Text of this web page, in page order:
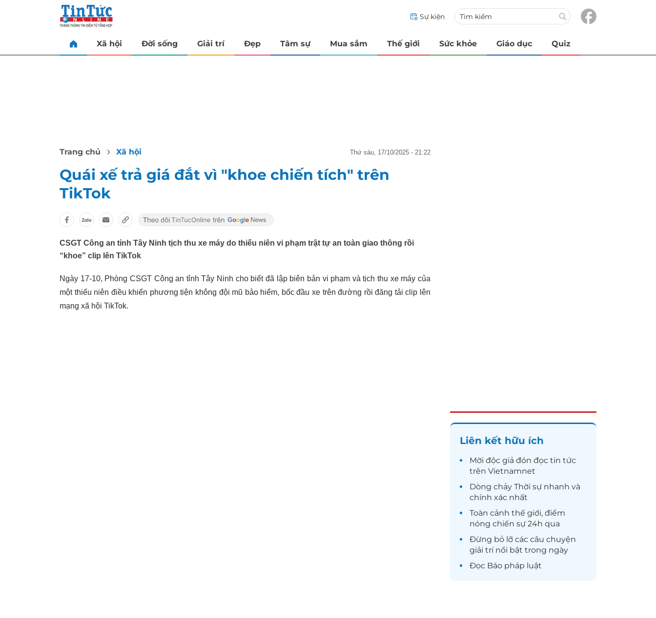
Sự kiện
Xã hội Đời sống Giải trí Đẹp Tâm sự Mua sắm Thế giới Sức khỏe Giáo dục Quiz
Trang chủ Xã hội thứ sáu, 17/10/2025 - 21:22
Quái xế trả giá đắt vì "khoe chiến tích" trên
TikTok
CSGT Công an tỉnh Tây Ninh tịch thu xe máy do thiếu niên vi phạm trật tự an toàn giao thông rồi
“khoe” clip lên TikTok
Ngày 17-10, Phòng CSGT Công an tỉnh Tây Ninh cho biết đã lập biên bản vi phạm và tịch thu xe máy của
một thiếu niên điều khiển phương tiện không đội mũ bảo hiểm, bốc đầu xe trên đường rồi đăng tải clip lên
mạng xã hội TikTok.
Liên kết hữu ích
Mời độc giả đón đọc tin tức
trên Vietnamnet
Dòng chảy Thời sự nhanh và
chính xác nhất
Toàn cảnh thế giới, điểm
nóng chiến sự 24h qua
Đừng bỏ lỡ các câu chuyện
giải trínổi bật trong ngày
Đọc Báo pháp luật